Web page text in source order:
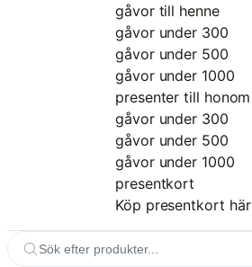
gåvor till henne
gåvor under 300
gåvor under 500
gåvor under 1000
presenter till honom
gåvor under 300
gåvor under 500
gåvor under 1000
presentkort
Köp presentkort här
Sök efter produkter...